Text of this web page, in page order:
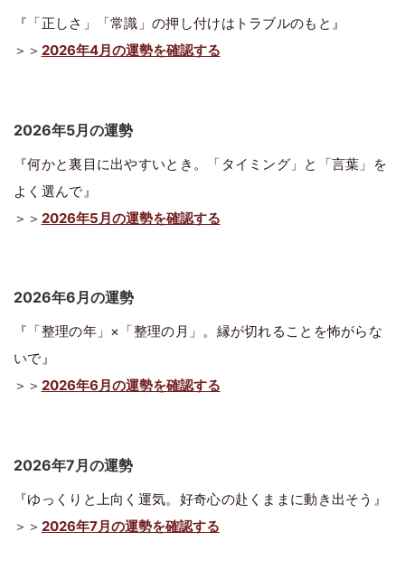
『「正しさ」「常識」の押し付けはトラブルのもと』
＞＞ 2026年4月の運勢を確認する
2026年5月の運勢
『何かと裏目に出やすいとき。「タイミング」と「言葉」を
よく選んで』
＞＞ 2026年5月の運勢を確認する
2026年6月の運勢
『「整理の年」×「整理の月」。縁が切れることを怖がらな
いで』
＞＞ 2026年6月の運勢を確認する
2026年7月の運勢
『ゆっくりと上向く運気。好奇心の赴くままに動き出そう』
＞＞ 2026年7月の運勢を確認する